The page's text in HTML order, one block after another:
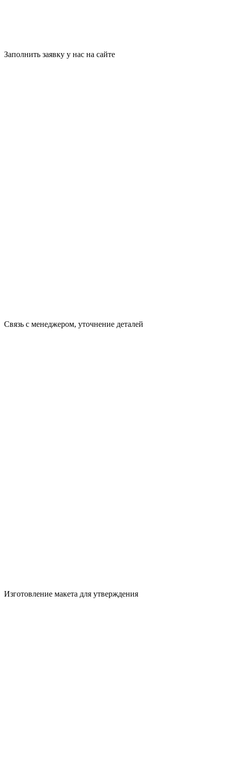
Заполнить заявку у нас на сайте
Связь с менеджером, уточнение деталей
Изготовление макета для утверждения